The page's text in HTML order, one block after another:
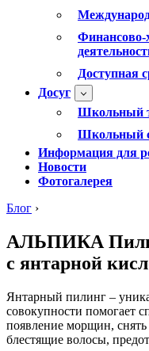
Финансово-
Доступная
Досуг
Школьный
Школьный
Информация для
Новости
Фотогалерея
Блог ›
АЛЬПИКА
с янтарной
Янтарный пилинг –
совокупности помогает
появление морщин, снять
блестящие волосы,